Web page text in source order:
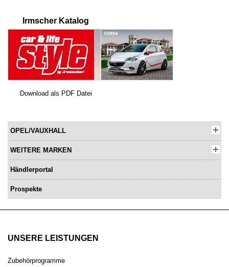
Irmscher Katalog
Download als PDF Datei
OPEL/VAUXHALL
WEITERE MARKEN
Händlerportal
Prospekte
UNSERE LEISTUNGEN
Zubehörprogramme